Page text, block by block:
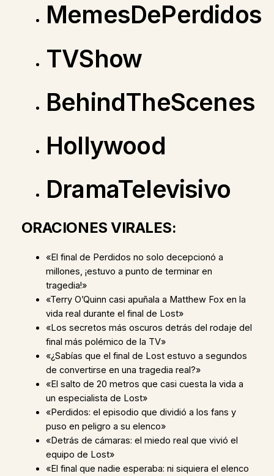
MemesDePerdidos
TVShow
BehindTheScenes
Hollywood
DramaTelevisivo
ORACIONES VIRALES:
«El final de Perdidos no solo decepcionó a
millones, ¡estuvo a punto de terminar en
tragedia!»
«Terry O’Quinn casi apuñala a Matthew Fox en la
vida real durante el final de Lost»
«Los secretos más oscuros detrás del rodaje del
final más polémico de la TV»
«¿Sabías que el final de Lost estuvo a segundos
de convertirse en una tragedia real?»
«El salto de 20 metros que casi cuesta la vida a
un especialista de Lost»
«Perdidos: el episodio que dividió a los fans y
puso en peligro a su elenco»
«Detrás de cámaras: el miedo real que vivió el
equipo de Lost»
«El final que nadie esperaba: ni siquiera el elenco